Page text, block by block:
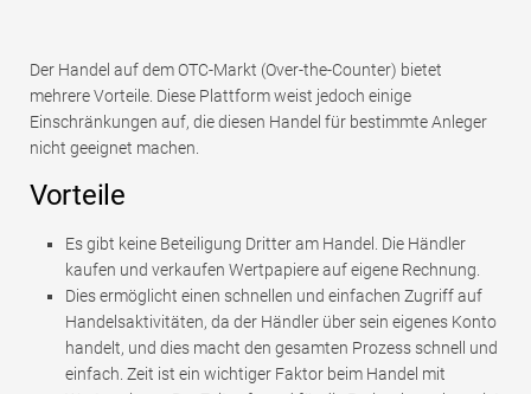
Der Handel auf dem OTC-Markt (Over-the-Counter) bietet
mehrere Vorteile. Diese Plattform weist jedoch einige
Einschränkungen auf, die diesen Handel für bestimmte Anleger
nicht geeignet machen.
Vorteile
Es gibt keine Beteiligung Dritter am Handel. Die Händler
kaufen und verkaufen Wertpapiere auf eigene Rechnung.
Dies ermöglicht einen schnellen und einfachen Zugriff auf
Handelsaktivitäten, da der Händler über sein eigenes Konto
handelt, und dies macht den gesamten Prozess schnell und
einfach. Zeit ist ein wichtiger Faktor beim Handel mit